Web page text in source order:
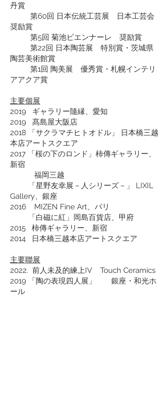
丹賞
第60回 日本伝統工芸展 日本工芸会
奨励賞
第5回 菊池ビエンナーレ 奨励賞
第22回 日本陶芸展 特別賞・茨城県
陶芸美術館賞
第1回 陶美展 優秀賞・札幌インテリ
アアクア賞
主要個展
2019 ギャラリー隨縁、愛知
2019 髙島屋大阪店
2018 「サクラマチヒトオドル」 日本橋三越
本店アートスクエア
2017 「桜の下のロンド」柿傳ギャラリー、
新宿
福岡三越
「星野友幸展－人シリーズ－」 LIXIL
Gallery、銀座
2016 MIZEN Fine Art、パリ
「白磁に紅」岡島百貨店、甲府
2015 柿傳ギャラリー、新宿
2014 日本橋三越本店アートスクエア
主要聯展
2022. 前人未及的練上IV Touch Ceramics
2019 「陶の表現四人展」 銀座・和光ホ
ール